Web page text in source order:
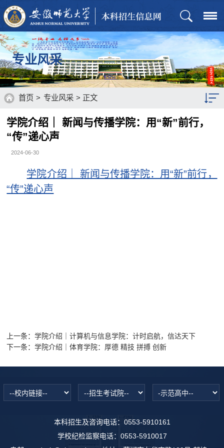
专业风采
首页 > 专业风采 > 正文
学院介绍｜ 新闻与传播学院：用“新”前行，
“传”递心声
2024-06-30
学院介绍｜ 新闻与传播学院：用“新”前行，
“传”递心声
上一条：学院介绍｜计算机与信息学院：计时启航，信达天下
下一条：学院介绍｜体育学院：厚德 精技 拼搏 创新
本科招生及咨询电话：0553-5910161
学校纪检监察电话：0553-5910017